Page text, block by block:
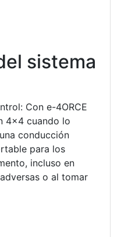
sistema
Con e-4ORCE
4×4 cuando lo
conducción
para los
incluso en
o al tomar